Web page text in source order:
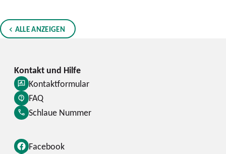
ALLE ANZEIGEN
Facebook
Kontaktformular
FAQ
Schlaue Nummer